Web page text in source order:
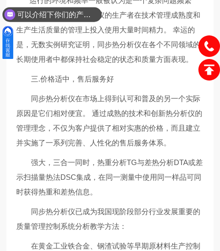
的，需要发展同步热分析仪的生产者在技术管理成熟度和
生产生活质量的管理上投入使用大量时间精力。 幸运的
是，无数实例研究证明，同步热分析仪在各个不同领域的
长期使用者中都保持社会稳定的状态和质量方面表现。
三.价格适中，售后服务好
同步热分析仪在市场上得到认可和普及的另一个实际
原因是它们相对便宜。 通过成熟的技术和创新热分析仪的
管理理念，不仅为客户提供了相对实惠的价格，而且建立
并实施了一系列完善、人性化的售后服务体系。
强大，三合一同时，热重分析TG与差热分析DTA或差
示扫描量热法DSC集成，在同一测量中使用同一样品可同
时获得热重和差热信息。
同步热分析仪已成为我国现阶段部分行业发展重要的
质量管理控制系统分析教学方法：
在黄金工业铁合金、钢渣试验等早期原材料生产控制
可以介绍下你们的产品么？